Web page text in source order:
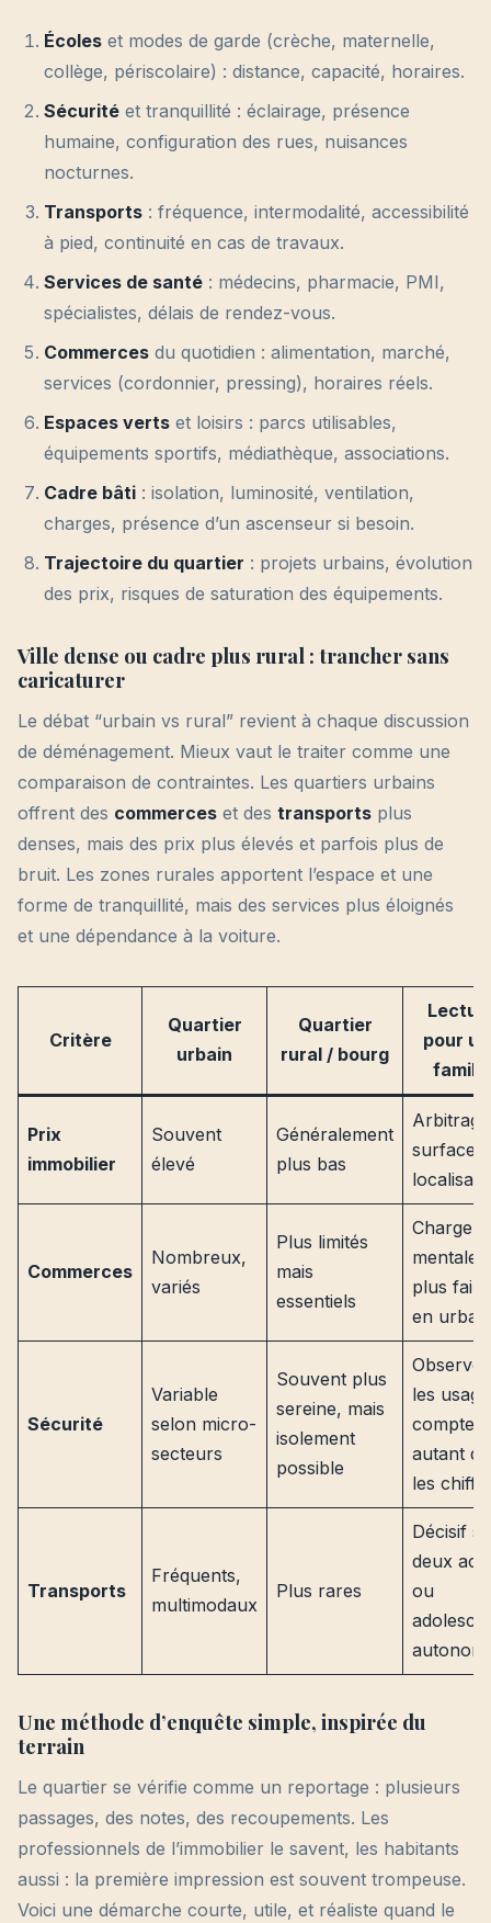
Écoles et modes de garde (crèche, maternelle,
collège, périscolaire) : distance, capacité, horaires.
Sécurité et tranquillité : éclairage, présence
humaine, configuration des rues, nuisances
nocturnes.
Transports : fréquence, intermodalité, accessibilité
à pied, continuité en cas de travaux.
Services de santé : médecins, pharmacie, PMI,
spécialistes, délais de rendez-vous.
Commerces du quotidien : alimentation, marché,
services (cordonnier, pressing), horaires réels.
Espaces verts et loisirs : parcs utilisables,
équipements sportifs, médiathèque, associations.
Cadre bâti : isolation, luminosité, ventilation,
charges, présence d’un ascenseur si besoin.
Trajectoire du quartier : projets urbains, évolution
des prix, risques de saturation des équipements.
Ville dense ou cadre plus rural : trancher sans
caricaturer
Le débat “urbain vs rural” revient à chaque discussion
de déménagement. Mieux vaut le traiter comme une
comparaison de contraintes. Les quartiers urbains
offrent des commerces et des transports plus
denses, mais des prix plus élevés et parfois plus de
bruit. Les zones rurales apportent l’espace et une
forme de tranquillité, mais des services plus éloignés
et une dépendance à la voiture.
Critère
Quartier
urbain
Quartier
rural / bourg
pour
famille
Prix
immobilier
Souvent
élevé
Généralement
plus bas
Arbitrage
surface
Commerces
Nombreux,
variés
Plus limités
mais
essentiels
Charge
mentale
plus
en urbain
Sécurité
Variable
selon micro-
secteurs
Souvent plus
sereine, mais
isolement
possible
Observer
les
compte
autant
les
Transports
Fréquents,
multimodaux
Plus rares
Décisif si
deux
ou
Une méthode d’enquête simple, inspirée du
terrain
Le quartier se vérifie comme un reportage : plusieurs
passages, des notes, des recoupements. Les
professionnels de l’immobilier le savent, les habitants
aussi : la première impression est souvent trompeuse.
Voici une démarche courte, utile, et réaliste quand le